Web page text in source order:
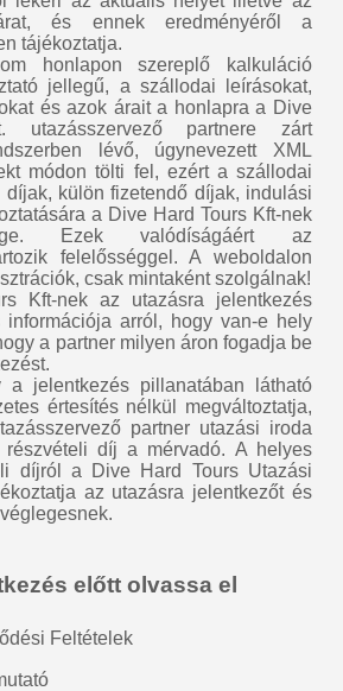
és ennek eredményéről a
tájékoztatja.
honlapon szereplő kalkuláció
jellegű, a szállodai leírásokat,
és azok árait a honlapra a Dive
utazásszervező partnere zárt
lévő, úgynevezett XML
módon tölti fel, ezért a szállodai
díjak, külön fizetendő díjak, indulási
a Dive Hard Tours Kft-nek
Ezek valódíságáért az
felelősséggel. A weboldalon
csak mintaként szolgálnak!
Kft-nek az utazásra jelentkezés
információja arról, hogy van-e hely
a partner milyen áron fogadja be
a jelentkezés pillanatában látható
értesítés nélkül megváltoztatja,
partner utazási iroda
részvételi díj a mérvadó. A helyes
díjról a Dive Hard Tours Utazási
az utazásra jelentkezőt és
előtt olvassa el
Feltételek